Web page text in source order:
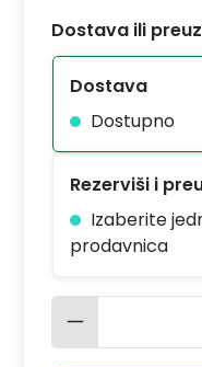
Dostava ili
Dostava
Dostupno
Rezerviši i
Izaberite
prodavnica
Količina